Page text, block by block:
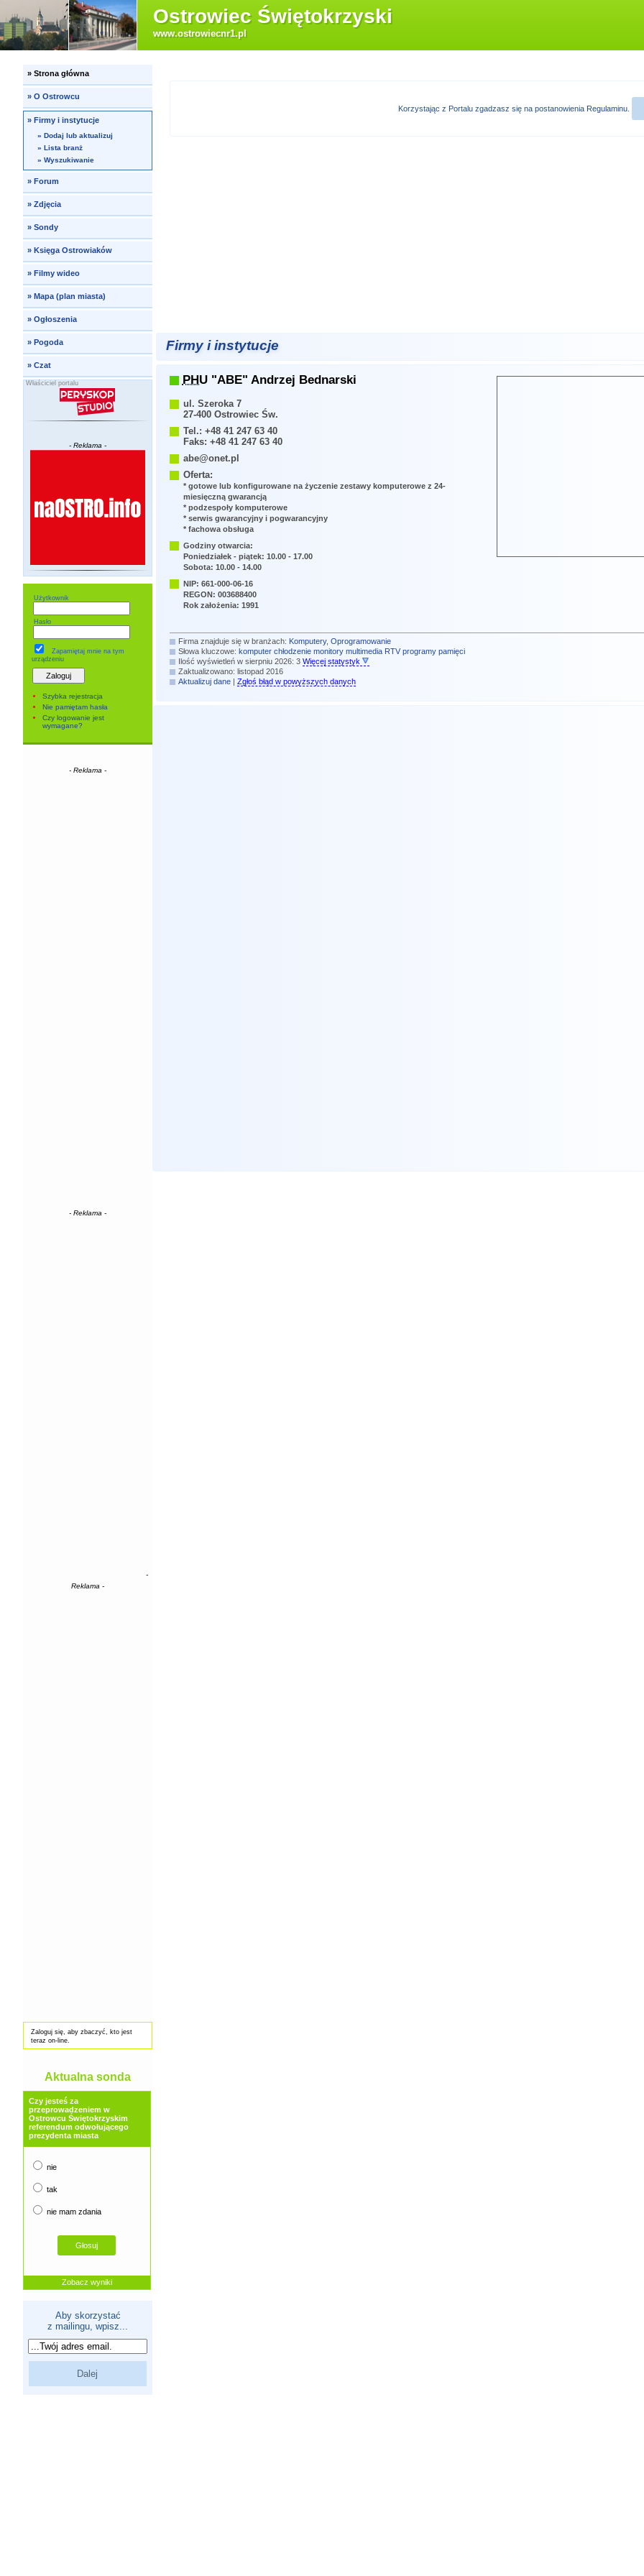
Ostrowiec Świętokrzyski
www.ostrowiecnr1.pl
» Strona główna
» O Ostrowcu
»Firmy i instytucje
» Dodaj lub aktualizuj
» Lista branż
» Wyszukiwanie
» Forum
» Zdjęcia
» Sondy
» Księga Ostrowiaków
» Filmy wideo
» Mapa (plan miasta)
» Ogłoszenia
» Pogoda
» Czat
Właściciel portalu
- Reklama -
Użytkownik
Hasło
Zapamiętaj mniena tym
urządzeniu
Szybka rejestracja
Nie pamiętam hasła
Czy logowanie jest
wymagane?
- Reklama -
- Reklama -
-
Reklama -
Zaloguj się, aby zbaczyć, kto jest
teraz on-line.
Aktualna sonda
Czy jesteś za
przeprowadzeniem w
Ostrowcu Świętokrzyskim
referendum odwołującego
prezydenta miasta
nie
tak
nie mam zdania
Zobacz wyniki
Aby skorzystać
z mailingu, wpisz...
Korzystając z Portalu zgadzasz się na postanowienia Regulaminu
Firmy i instytucje
PHU"ABE" Andrzej Bednarski
ul. Szeroka 7
27-400 Ostrowiec Św.
Tel.: +48 41 247 63 40
Faks: +48 41 247 63 40
abe@onet.pl
Oferta:
* gotowe lub konfigurowane na życzenie zestawy komputerowe z 24-
miesięczną gwarancją
* podzespoły komputerowe
* serwis gwarancyjny i pogwarancyjny
* fachowa obsługa
Godziny otwarcia:
Poniedziałek - piątek: 10.00 - 17.00
Sobota: 10.00 - 14.00
NIP: 661-000-06-16
REGON: 003688400
Rok założenia: 1991
Firma znajduje się w branżach: Komputery, Oprogramowanie
Słowa kluczowe: komputer chłodzenie monitory multimedia RTV programy pamięci
Ilość wyświetleń w sierpniu 2026: 3 Więcej statystyk
Zaktualizowano: listopad 2016
Aktualizuj dane| Zgłoś błąd w powyższych danych